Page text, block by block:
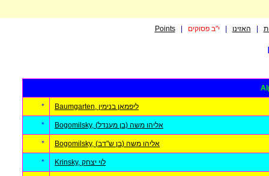
Points| האזינו |י"ב פסוקים
* Baumgarten, ליפמאן בנימין
* Bogomilsky, (אליהו משה (בן מענדל
* Bogomilsky, (אליהו משה (בן ש"דב
* Krinsky, לוי יצחק